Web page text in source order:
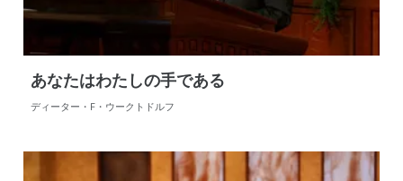
あなたはわたしの手である
ディーター・F・ウークトドルフ